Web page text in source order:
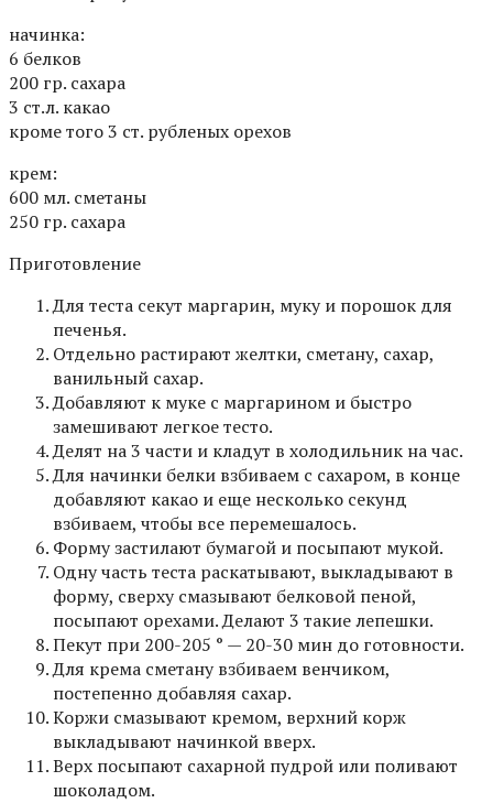
начинка:
6 белков
200 гр. сахара
3 ст.л. какао
кроме того 3 ст. рубленых орехов
крем:
600 мл. сметаны
250 гр. сахара
Приготовление
Для теста секут маргарин, муку и порошок для
печенья.
Отдельно растирают желтки, сметану, сахар,
ванильный сахар.
Добавляют к муке с маргарином и быстро
замешивают легкое тесто.
Делят на 3 части и кладут в холодильник на час.
Для начинки белки взбиваем с сахаром, в конце
добавляют какао и еще несколько секунд
взбиваем, чтобы все перемешалось.
Форму застилают бумагой и посыпают мукой.
Одну часть теста раскатывают, выкладывают в
форму, сверху смазывают белковой пеной,
посыпают орехами. Делают 3 такие лепешки.
Пекут при 200-205 ° — 20-30 мин до готовности.
Для крема сметану взбиваем венчиком,
постепенно добавляя сахар.
Коржи смазывают кремом, верхний корж
выкладывают начинкой вверх.
Верх посыпают сахарной пудрой или поливают
шоколадом.